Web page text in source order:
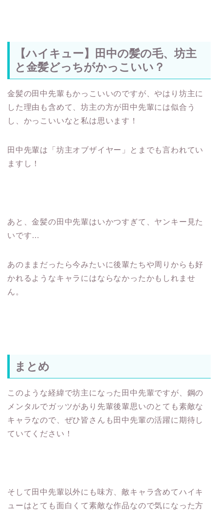
【ハイキュー】田中の髪の毛、坊主
と金髪どっちがかっこいい？
金髪の田中先輩もかっこいいのですが、やはり坊主に
した理由も含めて、坊主の方が田中先輩には似合う
し、かっこいいなと私は思います！
田中先輩は「坊主オブザイヤー」とまでも言われてい
ますし！
あと、金髪の田中先輩はいかつすぎて、ヤンキー見た
いです…
あのままだったら今みたいに後輩たちや周りからも好
かれるようなキャラにはならなかったかもしれませ
ん。
まとめ
このような経緯で坊主になった田中先輩ですが、鋼の
メンタルでガッツがあり先輩後輩思いのとても素敵な
キャラなので、ぜひ皆さんも田中先輩の活躍に期待し
ていてください！
そして田中先輩以外にも味方、敵キャラ含めてハイキ
ューはとても面白くて素敵な作品なので気になった方